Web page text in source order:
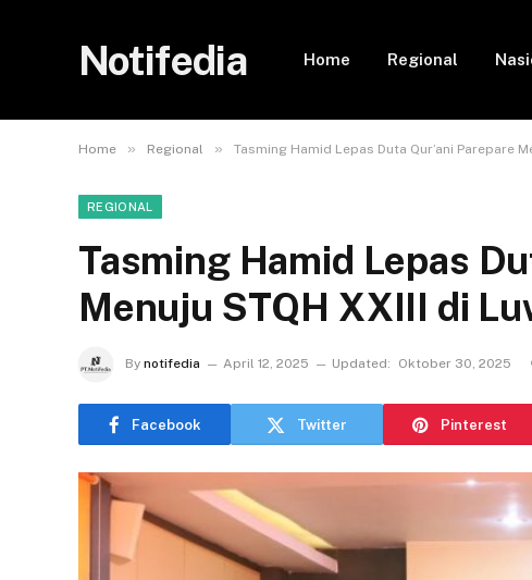
Notifedia Home Regional
Home » Regional » Tasming Hamid Lepas Duta Qur’ani Parepare
REGIONAL
Tasming Hamid Lepas
Menuju STQH XXIII di
By notifedia April 12, 2025 Updated: Oktober 30, 2025
Facebook Twitter Pinterest